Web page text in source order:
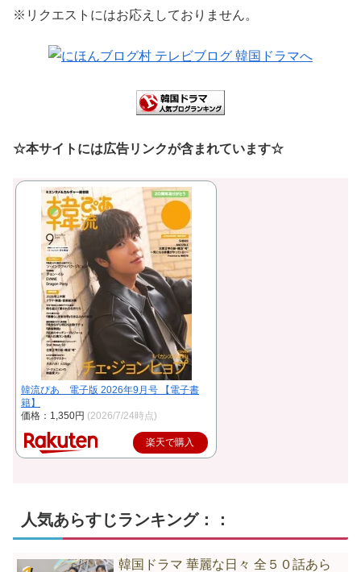
※リクエストにはお応えしておりません。
☆本サイトには広告リンクが含まれています☆
韓流ぴあ 電子版 2026年9月号 【電子書
籍】
価格：1,350円 (2026/7/24時点)
楽天で購入
人気あらすじランキング：：
韓国ドラマ 華麗な日々 全５０話あら